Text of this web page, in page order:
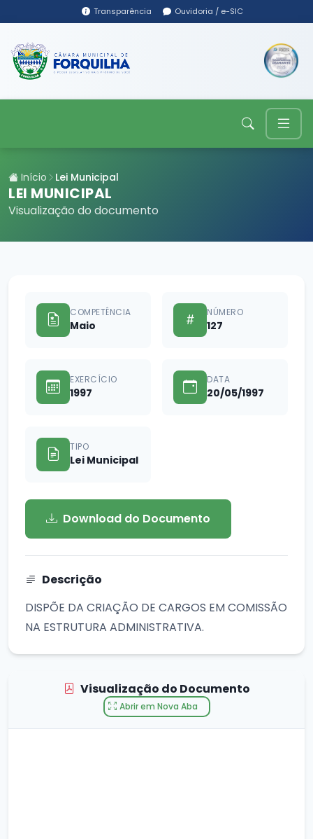
Transparência Ouvidoria / e-SIC
Início Lei Municipal
LEI MUNICIPAL
Visualização do documento
COMPETÊNCIA
Maio
NÚMERO
127
EXERCÍCIO
1997
DATA
20/05/1997
TIPO
Lei Municipal
Download do Documento
Descrição
DISPÕE DA CRIAÇÃO DE CARGOS EM COMISSÃO
NA ESTRUTURA ADMINISTRATIVA.
Visualização do Documento
Abrir em Nova Aba